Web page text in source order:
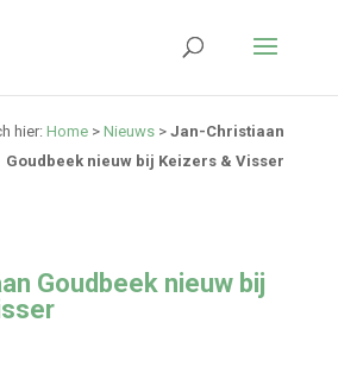
hier:Home >Nieuws >Jan-Christiaan
Goudbeek nieuw bij Keizers & Visser
Goudbeek nieuw bij